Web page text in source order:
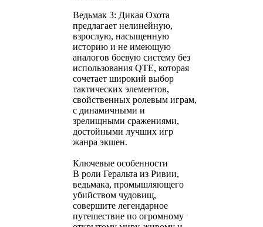
Ведьмак 3: Дикая Охота
предлагает нелинейную,
взрослую, насыщенную
историю и не имеющую
аналогов боевую систему без
использования QTE, которая
сочетает широкий выбор
тактических элементов,
свойственных ролевым играм,
с динамичными и
зрелищными сражениями,
достойными лучших игр
жанра экшен.
Ключевые особенности
В роли Геральта из Ривии,
ведьмака, промышляющего
убийством чудовищ,
совершите легендарное
путешествие по огромному